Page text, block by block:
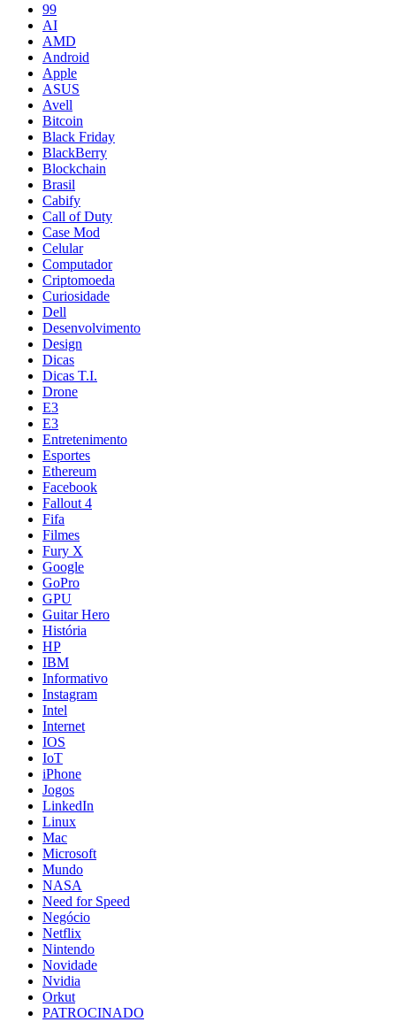
99
AI
AMD
Android
Apple
ASUS
Avell
Bitcoin
Black Friday
BlackBerry
Blockchain
Brasil
Cabify
Call of Duty
Case Mod
Celular
Computador
Criptomoeda
Curiosidade
Dell
Desenvolvimento
Design
Dicas
Dicas T.I.
Drone
E3
E3
Entretenimento
Esportes
Ethereum
Facebook
Fallout 4
Fifa
Filmes
Fury X
Google
GoPro
GPU
Guitar Hero
História
HP
IBM
Informativo
Instagram
Intel
Internet
IOS
IoT
iPhone
Jogos
LinkedIn
Linux
Mac
Microsoft
Mundo
NASA
Need for Speed
Negócio
Netflix
Nintendo
Novidade
Nvidia
Orkut
PATROCINADO